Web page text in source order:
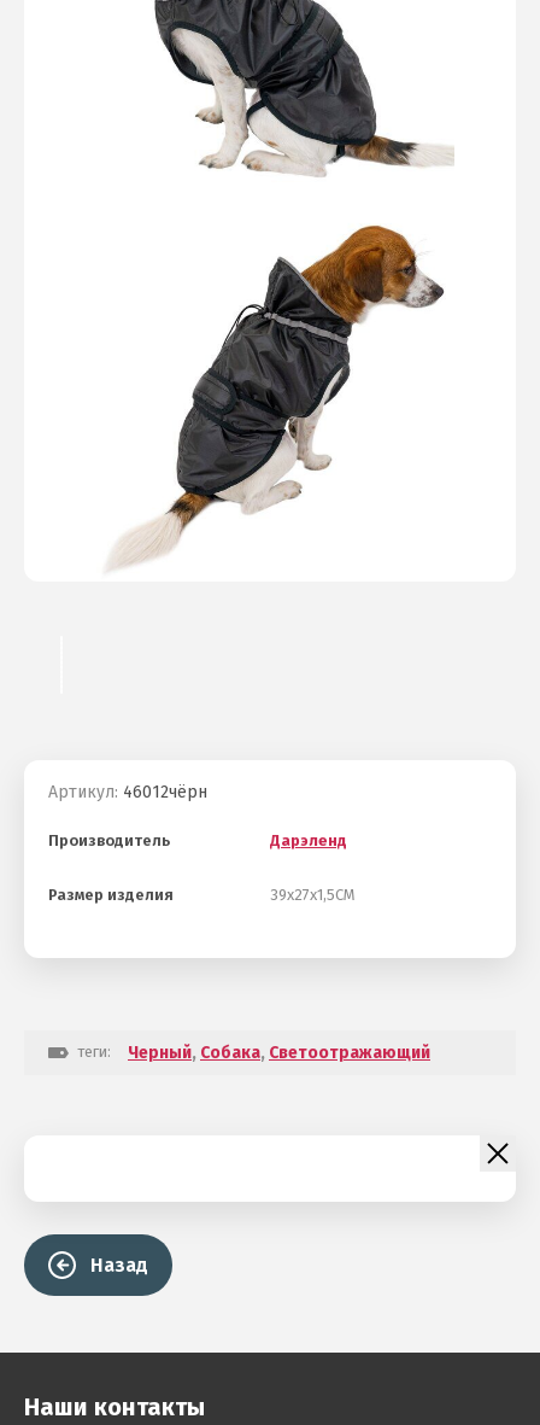
Артикул: 46012чёрн
Производитель Дарэленд
Размер изделия 39х27х1,5СМ
теги: Черный, Собака, Светоотражающий
Назад
Наши контакты